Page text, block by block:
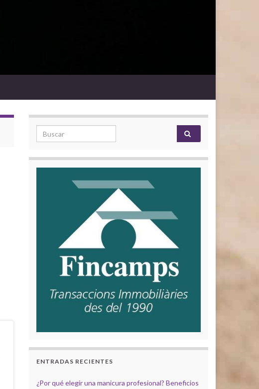
Search for:
ENTRADAS RECIENTES
¿Por qué elegir una manicura profesional? Beneficios